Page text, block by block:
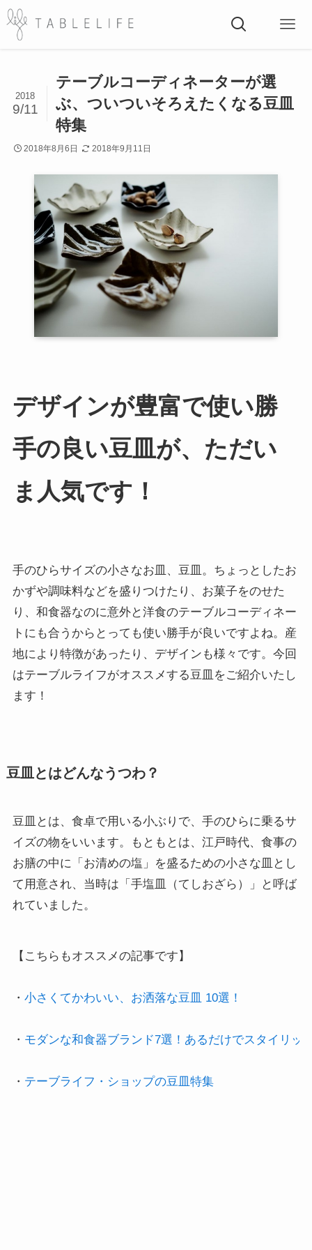
テーブルコーディネーターが選
ぶ、ついついそろえたくなる豆皿
特集
2018
9/11
2018年8月6日 2018年9月11日
デザインが豊富で使い勝
手の良い豆皿が、ただい
ま人気です！
手のひらサイズの小さなお皿、豆皿。ちょっとしたお
かずや調味料などを盛りつけたり、お菓子をのせた
り、和食器なのに意外と洋食のテーブルコーディネー
トにも合うからとっても使い勝手が良いですよね。産
地により特徴があったり、デザインも様々です。今回
はテーブルライフがオススメする豆皿をご紹介いたし
ます！
豆皿とはどんなうつわ？
豆皿とは、食卓で用いる小ぶりで、手のひらに乗るサ
イズの物をいいます。もともとは、江戸時代、食事の
お膳の中に「お清めの塩」を盛るための小さな皿とし
て用意され、当時は「手塩皿（てしおざら）」と呼ば
れていました。
【こちらもオススメの記事です】
・ 小さくてかわいい、お洒落な豆皿 10選！
・ モダンな和食器ブランド7選！あるだけでスタイリッ
・ テーブライフ・ショップの豆皿特集